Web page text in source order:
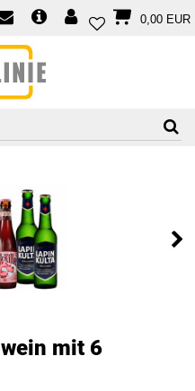
0,00 EUR
mit 6